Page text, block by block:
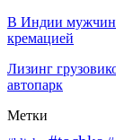
В Индии
кремацией
Лизинг
автопарк
Метки